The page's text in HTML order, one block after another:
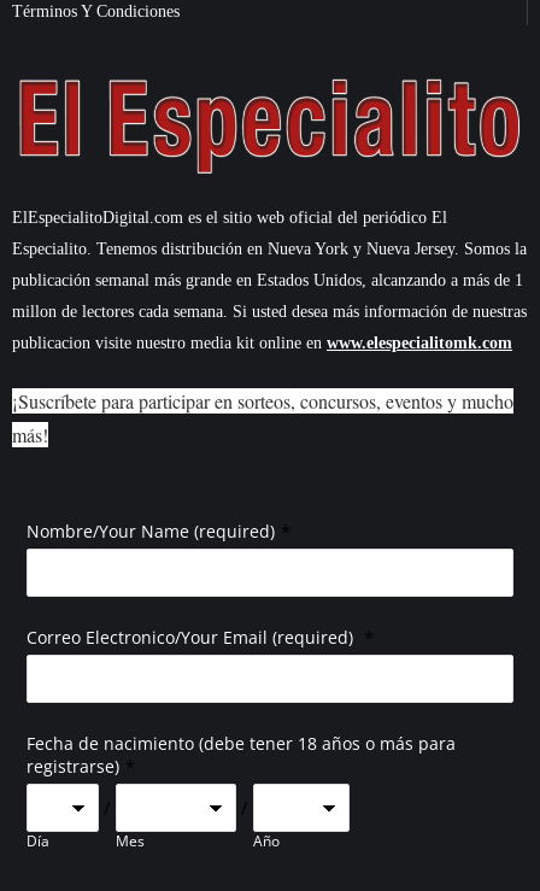
Términos Y Condiciones
ElEspecialitoDigital.com es el sitio web oficial del periódico El
Especialito. Tenemos distribución en Nueva York y Nueva Jersey. Somos la
publicación semanal más grande en Estados Unidos, alcanzando a más de 1
millon de lectores cada semana. Si usted desea más información de nuestras
publicacion visite nuestro media kit online en www.elespecialitomk.com
¡Suscríbete para participar en sorteos, concursos, eventos y mucho
más!
Nombre/Your Name (required) *
Correo Electronico/Your Email (required) *
Fecha de nacimiento (debe tener 18 años o más para
registrarse) *
Día
/
Mes
/
Año